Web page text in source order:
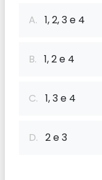
A. 1, 2, 3 e 4
B. 1, 2 e 4
C. 1, 3 e 4
D. 2 e 3